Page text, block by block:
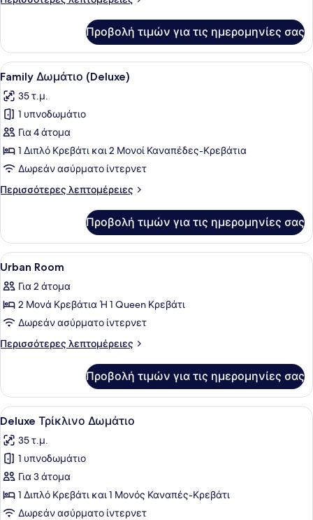
Double
or
2
Twin
Beds
Room,
Double
2
Twin
Προβολή τιμών για τις ημερομηνίες σας
Προβολή
όλων
των
φωτογραφιών
για
Family
Δωμάτιο
Ένα δωμάτιο ξενοδοχείου με ένα
5
Family Δωμάτιο (Deluxe)
35 τ.μ.
1 υπνοδωμάτιο
Για 4 άτομα
1 Διπλό Κρεβάτι και 2 Μονοί Καναπέδες-Κρεβάτια
Δωρεάν ασύρματο ίντερνετ
Περισσότερες λεπτομέρειες
Περισσότερες
Δωμάτιο
(Deluxe)
Προβολή τιμών για τις ημερομηνίες σας
Προβολή
όλων
των
φωτογραφιών
για
Urban
Πουπουλένια παπλώματα, μίνι
4
Urban Room
Για 2 άτομα
2 Μονά Κρεβάτια Ή 1 Queen Κρεβάτι
Δωρεάν ασύρματο ίντερνετ
Περισσότερες λεπτομέρειες
Περισσότερες
Room
Προβολή τιμών για τις ημερομηνίες σας
Προβολή
όλων
των
φωτογραφιών
για
Deluxe
Τρίκλινο
Ένα δωμάτιο ξενοδοχείου με ένα
5
Deluxe Τρίκλινο Δωμάτιο
35 τ.μ.
1 υπνοδωμάτιο
Για 3 άτομα
1 Διπλό Κρεβάτι και 1 Μονός Καναπές-Κρεβάτι
Δωρεάν ασύρματο ίντερνετ